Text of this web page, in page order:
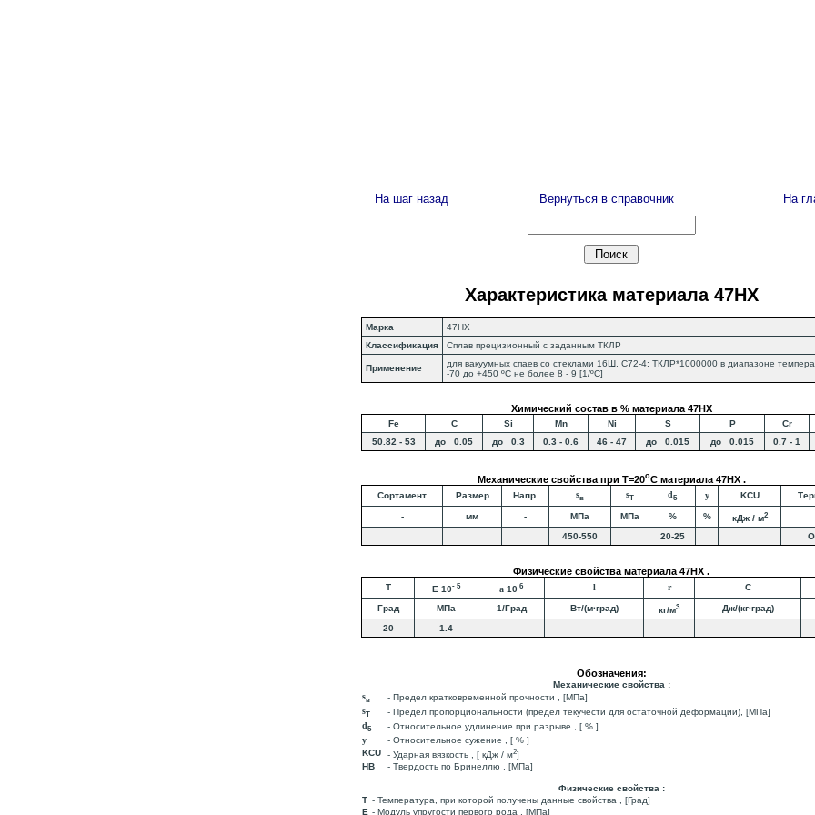
На шаг назад Вернуться в справочник На
Характеристика материала 47НХ
Марка
47НХ
Классификация
Сплав прецизионный с заданным ТКЛР
Применение
для вакуумных спаев со стеклами 16Ш, С72-4; ТКЛР*1000000 в диапазоне
-70 до +450 ºC не более 8 - 9 [1/ºC]
Химический состав в % материала 47НХ
Fe C Si Mn Ni S P Cr
50.82 - 53
до 0.05 до 0.3 0.3 - 0.6 46 - 47 до 0.015 до 0.015 0.7 - 1
Механические свойства при Т=20oС материала 47НХ .
Сортамент Размер Напр. sв sT d5 y KCU
- мм - МПа МПа % % кДж / м2
450-550
20-25
Физические свойства материала 47НХ .
T E 10- 5 a 10 6 l r C
Град МПа 1/Град Вт/(м·град) кг/м3 Дж/(кг·град)
20
1.4
Обозначения:
Механические свойства :
sв
- Предел кратковременной прочности , [МПа]
sT
- Предел пропорциональности (предел текучести для остаточной деформации), [МПа]
d5
- Относительное удлинение при разрыве , [ % ]
y
- Относительное сужение , [ % ]
KCU
- Ударная вязкость , [ кДж / м2]
HB
- Твердость по Бринеллю , [МПа]
Физические свойства :
T - Температура, при которой получены данные свойства , [Град]
E - Модуль упругости первого рода , [МПа]